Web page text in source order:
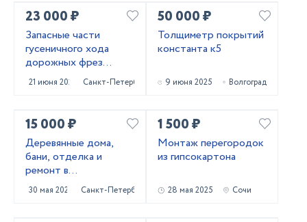
23 000 ₽
Запасные части
гусеничного хода
дорожных фрез
Caterpillar PM620
21 июня 2025 Санкт-Петербург
50 000 ₽
Толщиметр покрытий
константа к5
9 июня 2025 Волгоград
15 000 ₽
Деревянные дома,
бани, отделка и
ремонт в
Приозерском и
Выборгском районах
30 мая 2025 Санкт-Петербург
1 500 ₽
Монтаж перегородок
из гипсокартона
28 мая 2025 Сочи